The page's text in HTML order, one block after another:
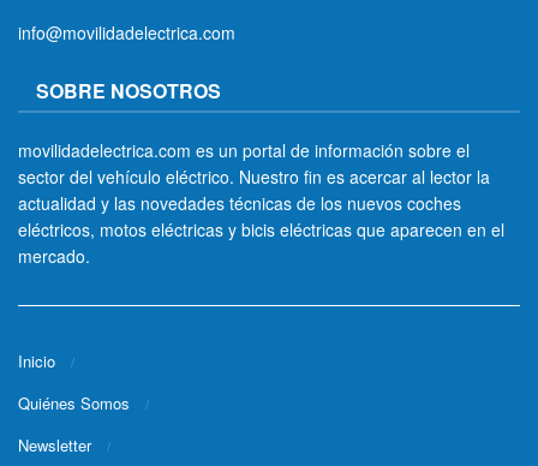
info@movilidadelectrica.com
SOBRE NOSOTROS
movilidadelectrica.com es un portal de información sobre el
sector del vehículo eléctrico. Nuestro fin es acercar al lector la
actualidad y las novedades técnicas de los nuevos coches
eléctricos, motos eléctricas y bicis eléctricas que aparecen en el
mercado.
Inicio
Quiénes Somos
Newsletter